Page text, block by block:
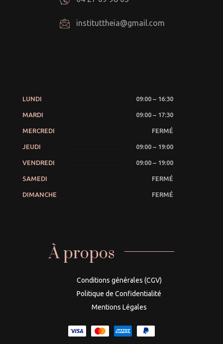
instituttheia@gmail.com
LUNDI 09:00 – 16:30
MARDI 09:00 – 17:30
MERCREDI FERMÉ
JEUDI 09:00 – 19:00
VENDREDI 09:00 – 19:00
SAMEDI FERMÉ
DIMANCHE FERMÉ
À propos
Conditions générales (CGV)
Politique de Confidentialité
Mentions Légales